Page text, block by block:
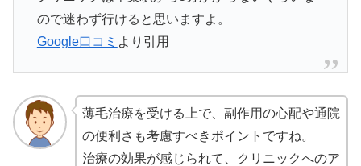
ので迷わず行けると思いますよ。
Google口コミ より引用
薄毛治療を受ける上で、副作用の心配や通院
の便利さも考慮すべきポイントですね。
治療の効果が感じられて、クリニックへのア